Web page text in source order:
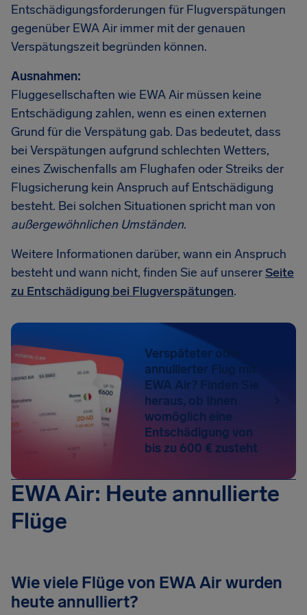
Entschädigungsforderungen für Flugverspätungen
gegenüber EWA Air immer mit der genauen
Verspätungszeit begründen können.
Ausnahmen:
Fluggesellschaften wie EWA Air müssen keine
Entschädigung zahlen, wenn es einen externen
Grund für die Verspätung gab. Das bedeutet, dass
bei Verspätungen aufgrund schlechten Wetters,
eines Zwischenfalls am Flughafen oder Streiks der
Flugsicherung kein Anspruch auf Entschädigung
besteht. Bei solchen Situationen spricht man von
außergewöhnlichen Umständen.
Weitere Informationen darüber, wann ein Anspruch
besteht und wann nicht, finden Sie auf unsererSeite
zu Entschädigung bei Flugverspätungen.
Verspäteter oder
annullierter Flug mit
EWA Air? Finden Sie
heraus, ob Ihnen
womöglich eine
Entschädigung von
bis zu 600 € zusteht
EWA Air: Heute annullierte
Flüge
Wie viele Flüge von EWA Air wurden
heute annulliert?